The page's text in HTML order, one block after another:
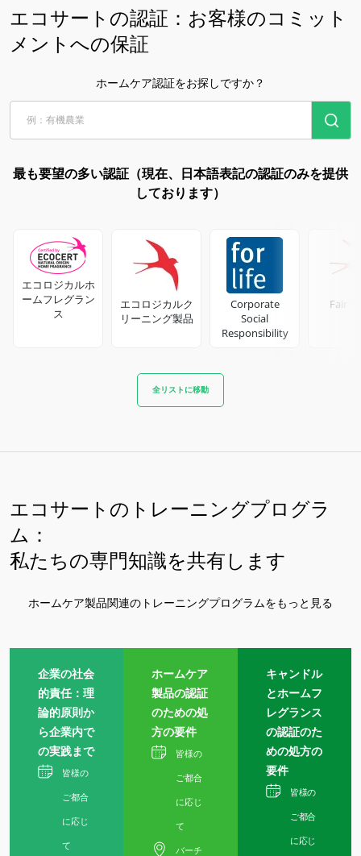
エコサートの認証：お客様のコミット
メントへの保証
ホームケア認証をお探しですか？
最も要望の多い認証（現在、日本語表記の認証のみを提供
しております）
全リストに移動
エコロジカルホ
ームフレグラン
ス
エコロジカルク
リーニング製品
Corporate
Social
Responsibility
Fair
エコサートのトレーニングプログラ
ム：
私たちの専門知識を共有します
ホームケア製品関連のトレーニングプログラムをもっと見る
企業の社会
的責任：理
論的原則か
ら企業内で
の実践まで
皆様の
ご都合
に応じ
て
ホームケア
製品の認証
のための処
方の要件
皆様の
ご都合
に応じ
て
バーチ
キャンドル
とホームフ
レグランス
の認証のた
めの処方の
要件
皆様の
ご都合
に応じ